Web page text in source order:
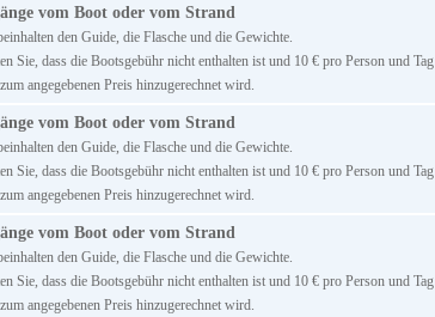
vom Boot oder vom Strand
den Guide, die Flasche und die Gewichte.
Sie, dass die Bootsgebühr nicht enthalten ist und 10 € pro Person und Tag
angegebenen Preis hinzugerechnet wird.
vom Boot oder vom Strand
den Guide, die Flasche und die Gewichte.
Sie, dass die Bootsgebühr nicht enthalten ist und 10 € pro Person und Tag
angegebenen Preis hinzugerechnet wird.
vom Boot oder vom Strand
den Guide, die Flasche und die Gewichte.
Sie, dass die Bootsgebühr nicht enthalten ist und 10 € pro Person und Tag
angegebenen Preis hinzugerechnet wird.